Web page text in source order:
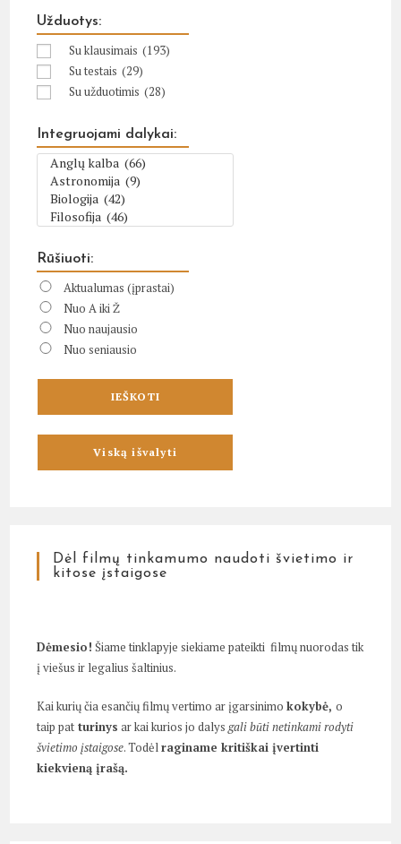
Užduotys:
Su klausimais (193)
Su testais (29)
Su užduotimis (28)
Integruojami dalykai:
Rūšiuoti:
Aktualumas (įprastai)
Nuo A iki Ž
Nuo naujausio
Nuo seniausio
Dėl filmų tinkamumo naudoti švietimo ir
kitose įstaigose
Dėmesio! Šiame tinklapyje siekiame pateikti filmų nuorodas tik
į viešus ir legalius šaltinius.
Kai kurių čia esančių filmų vertimo ar įgarsinimokokybė,o
taip pat turinys ar kai kurios jo dalysgali būti netinkami rodyti
švietimo įstaigose. Todėlraginame kritiškai įvertinti
kiekvieną įrašą.